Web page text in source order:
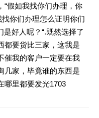
“假如我找你们办理，你
你们办理怎么证明你们
是好人呢？“.既然选择了
都要货比三家，这我是
催我的客户一定要在我
几家，毕竟谁的东西是
哪里都要发光1703